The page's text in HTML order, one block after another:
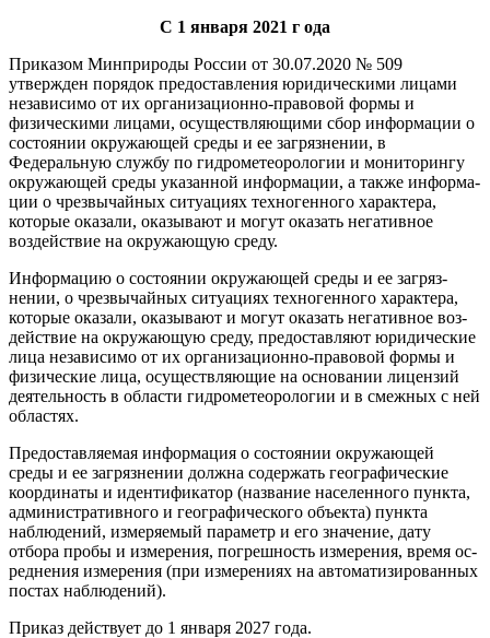
С 1 января 2021 г ода
Приказом Минприроды России от 30.07.2020 № 509
утвержден порядок предоставления юри­дическими лицами
независимо от их организационно-правовой формы и
физическими лицами, осуществляющими сбор инфор­мации о
состоянии окружаю­щей среды и ее загрязнении, в
Федеральную службу по гидро­метеорологии и мониторингу
окружающей среды указанной информации, а также информа­
ции о чрезвычайных ситуациях техногенного характера,
которые оказали, оказывают и могут ока­зать негативное
воздействие на окружающую среду.
Информацию о состоянии окружающей среды и ее загряз­
нении, о чрезвычайных ситуа­циях техногенного характера,
которые оказали, оказывают и могут оказать негативное воз­
действие на окружающую сре­ду, предоставляют юридические
лица независимо от их органи­зационно-правовой формы и
физические лица, осуществля­ющие на основании лицензий
деятельность в области гидро­метеорологии и в смежных с ней
областях.
Предоставляемая информация о состоянии окружающей
среды и ее загрязнении должна содер­жать географические
координаты и идентификатор (название насе­ленного пункта,
административ­ного и географического объекта) пункта
наблюдений, измеряемый параметр и его значение, дату
отбора пробы и измерения, по­грешность измерения, время ос­
реднения измерения (при изме­рениях на автоматизированных
постах наблюдений).
Приказ действует до 1 января 2027 года.